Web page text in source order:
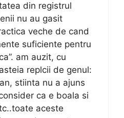
din registrul
nu au gasit
veche de cand
suficiente pentru
am auzit, cu
replcii de genul:
stiinta nu a ajuns
ca e boala si
aceste